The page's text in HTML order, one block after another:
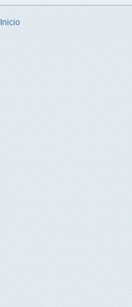
Inicio